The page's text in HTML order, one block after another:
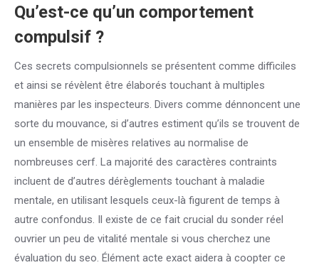
Qu’est-ce qu’un comportement
compulsif ?
Ces secrets compulsionnels se présentent comme difficiles
et ainsi se révèlent être élaborés touchant à multiples
manières par les inspecteurs. Divers comme dénnoncent une
sorte du mouvance, si d’autres estiment qu’ils se trouvent de
un ensemble de misères relatives au normalise de
nombreuses cerf. La majorité des caractères contraints
incluent de d’autres dérèglements touchant à maladie
mentale, en utilisant lesquels ceux-là figurent de temps à
autre confondus. Il existe de ce fait crucial du sonder réel
ouvrier un peu de vitalité mentale si vous cherchez une
évaluation du seo. Élément acte exact aidera à coopter ce